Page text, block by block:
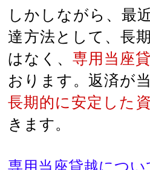
しかしながら、最
達方法として、長
はなく、専用当座
おります。返済が
長期的に安定した
きます。
専用当座貸越につい